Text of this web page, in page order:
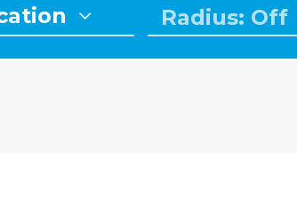
Radius: Off